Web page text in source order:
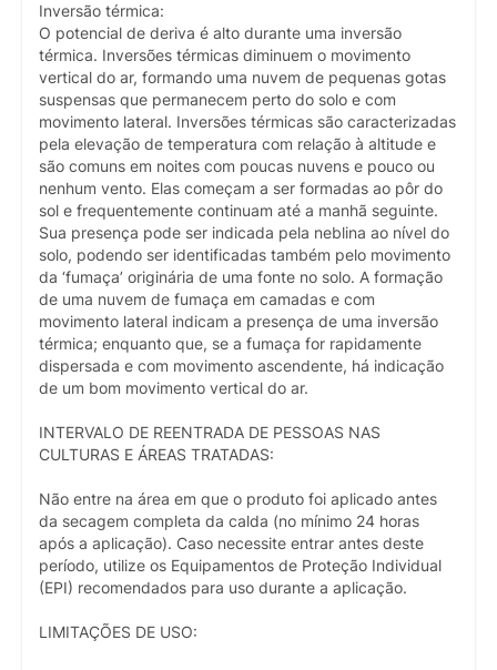
Inversão térmica:
O potencial de deriva é alto durante uma inversão
térmica. Inversões térmicas diminuem o movimento
vertical do ar, formando uma nuvem de pequenas gotas
suspensas que permanecem perto do solo e com
movimento lateral. Inversões térmicas são caracterizadas
pela elevação de temperatura com relação à altitude e
são comuns em noites com poucas nuvens e pouco ou
nenhum vento. Elas começam a ser formadas ao pôr do
sol e frequentemente continuam até a manhã seguinte.
Sua presença pode ser indicada pela neblina ao nível do
solo, podendo ser identificadas também pelo movimento
da ‘fumaça’ originária de uma fonte no solo. A formação
de uma nuvem de fumaça em camadas e com
movimento lateral indicam a presença de uma inversão
térmica; enquanto que, se a fumaça for rapidamente
dispersada e com movimento ascendente, há indicação
de um bom movimento vertical do ar.
INTERVALO DE REENTRADA DE PESSOAS NAS
CULTURAS E ÁREAS TRATADAS:
Não entre na área em que o produto foi aplicado antes
da secagem completa da calda (no mínimo 24 horas
após a aplicação). Caso necessite entrar antes deste
período, utilize os Equipamentos de Proteção Individual
(EPI) recomendados para uso durante a aplicação.
LIMITAÇÕES DE USO: